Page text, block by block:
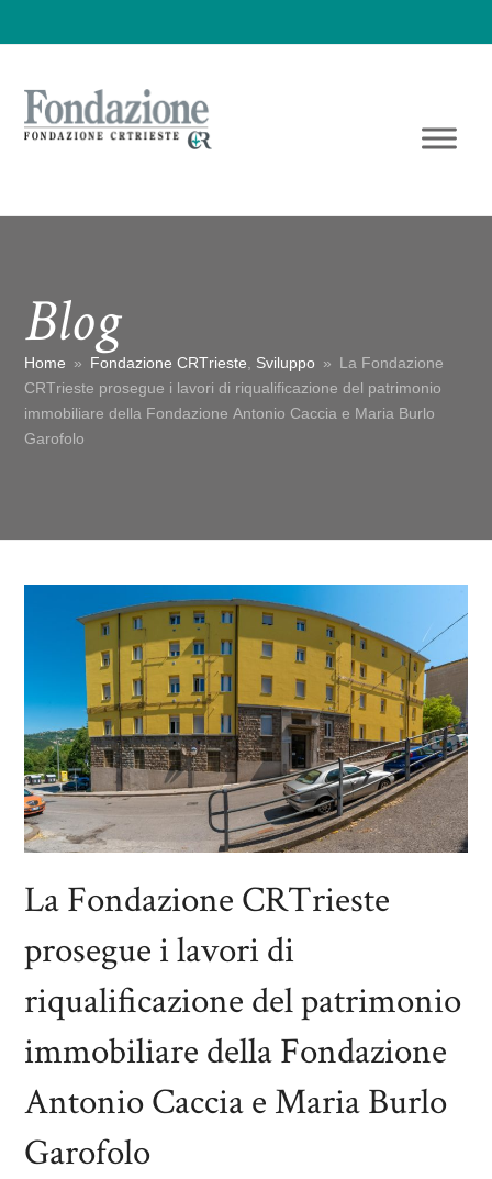
Blog
Home » Fondazione CRTrieste Sviluppo » La Fondazione
CRTrieste prosegue i lavori di riqualificazione del patrimonio
immobiliare della Fondazione Antonio Caccia e Maria Burlo
Garofolo
La Fondazione CRTrieste
prosegue i lavori di
riqualificazione del patrimonio
immobiliare della Fondazione
Antonio Caccia e Maria Burlo
Garofolo